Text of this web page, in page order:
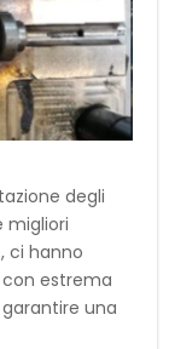
degli
migliori
ci hanno
con estrema
una